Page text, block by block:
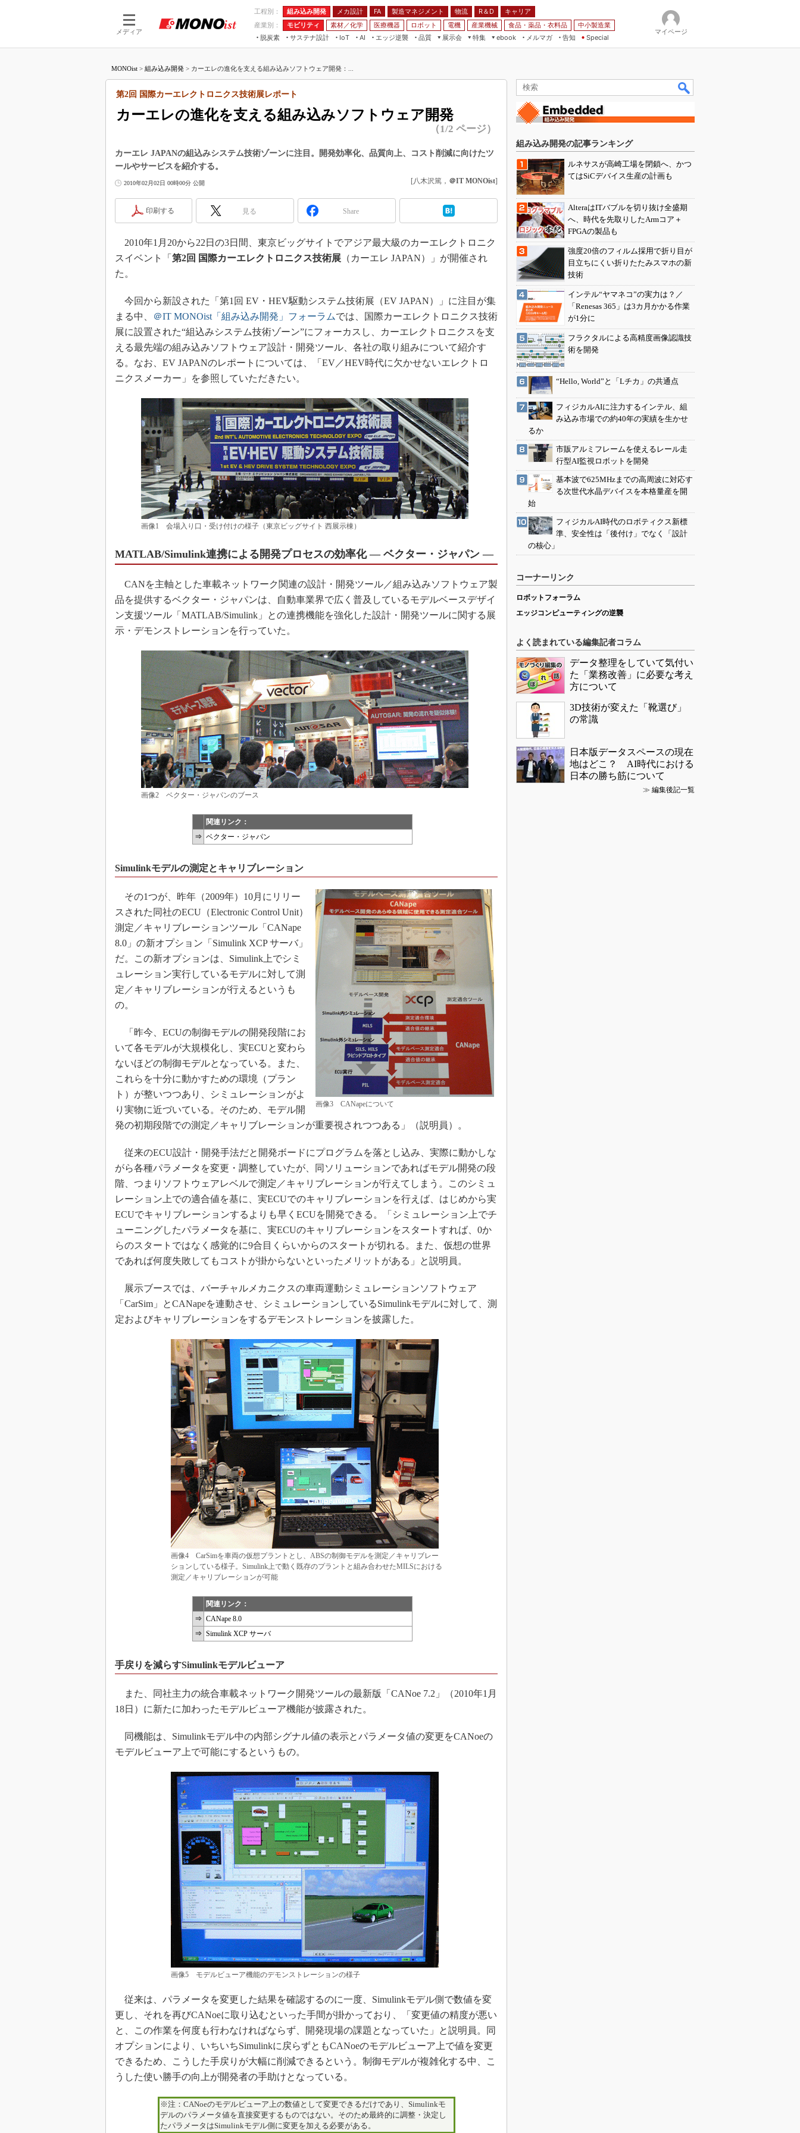
メディア
工程別： 組み込み開発 メカ設計 FA 製造マネジメント 物流 R＆D
キャリア
産業別：
モビリティ 素材／化学 医療機器 ロボット 電機 産業機械 食品・薬品・衣料品
中小製造業
脱炭素
サステナ設計
IoT
つながる工場
つながるサービス
AI
AI×設備保全
Physical AI
エッジ逆襲 品質
展示会
JIMTOF
IIFES
ジャパンモビリティショー
EdgeTech+
日本ものづくりワールド
AUTOMOTIVE WORLD
特集
つながるクルマ
Windows Embedded
車載ソフト開発
S＆OP
イノベーション
製造業ビッグデータ
植物工場
知財マネジメント
海外生産
グローバル設計・開発
制御セキュリティ
新型コロナへの対応
ebook
メルマガ
告知 Special
マイページ
MONOist > 組み込み開発 > カーエレの進化を支える組み込みソフトウェア開発：...
カーエレの進化を支える組み込みソフトウェア開発
第2回 国際カーエレクトロニクス技術展レポート
（1/2 ページ）
カーエレ JAPANの組込みシステム技術ゾーンに注目。開発効率化、品質向上、コスト削減に向けたツ
ールやサービスを紹介する。
2010年02月02日 00時00分 公開 [八木沢篤， ＠IT MONOist]
印刷する 見る Share
2010年1月20から22日の3日間、東京ビッグサイトでアジア最大級のカーエレクトロニク
スイベント「 第2回 国際カーエレクトロニクス技術展 （カーエレ JAPAN）」が開催され
た。
今回から新設された「第1回 EV・HEV駆動システム技術展（EV JAPAN）」に注目が集
まる中、
＠IT MONOist「組み込み開発」フォーラムでは、国際カーエレクトロニクス技術
展に設置された“組込みシステム技術ゾーン”にフォーカスし、カーエレクトロニクスを支
える最先端の組み込みソフトウェア設計・開発ツール、各社の取り組みについて紹介す
る。なお、EV JAPANのレポートについては、「EV／HEV時代に欠かせないエレクトロ
ニクスメーカー」を参照していただきたい。
画像1 会場入り口・受け付けの様子（東京ビッグサイト 西展示棟）
MATLAB/Simulink連携による開発プロセスの効率化 ― ベクター・ジャパン ―
CANを主軸とした車載ネットワーク関連の設計・開発ツール／組み込みソフトウェア製
品を提供するベクター・ジャパンは、自動車業界で広く普及しているモデルベースデザイ
ン支援ツール「MATLAB/Simulink」との連携機能を強化した設計・開発ツールに関する展
示・デモンストレーションを行っていた。
画像2 ベクター・ジャパンのブース
関連リンク：
⇒ ベクター・ジャパン
Simulinkモデルの測定とキャリブレーション
画像3 CANapeについて
その1つが、昨年（2009年）10月にリリー
スされた同社のECU（Electronic Control Unit）
測定／キャリブレーションツール「CANape
8.0」の新オプション「Simulink XCP サーバ」
だ。この新オプションは、Simulink上でシミ
ュレーション実行しているモデルに対して測
定／キャリブレーションが行えるというも
の。
「昨今、ECUの制御モデルの開発段階にお
いて各モデルが大規模化し、実ECUと変わら
ないほどの制御モデルとなっている。また、
これらを十分に動かすための環境（プラン
ト）が整いつつあり、シミュレーションがよ
り実物に近づいている。そのため、モデル開
発の初期段階での測定／キャリブレーションが重要視されつつある」（説明員）。
従来のECU設計・開発手法だと開発ボードにプログラムを落とし込み、実際に動かしな
がら各種パラメータを変更・調整していたが、同ソリューションであればモデル開発の段
階、つまりソフトウェアレベルで測定／キャリブレーションが行えてしまう。このシミュ
レーション上での適合値を基に、実ECUでのキャリブレーションを行えば、はじめから実
ECUでキャリブレーションするよりも早くECUを開発できる。「シミュレーション上でチ
ューニングしたパラメータを基に、実ECUのキャリブレーションをスタートすれば、0か
らのスタートではなく感覚的に9合目くらいからのスタートが切れる。また、仮想の世界
であれば何度失敗してもコストが掛からないといったメリットがある」と説明員。
展示ブースでは、バーチャルメカニクスの車両運動シミュレーションソフトウェア
「CarSim」とCANapeを連動させ、シミュレーションしているSimulinkモデルに対して、測
定およびキャリブレーションをするデモンストレーションを披露した。
画像4 CarSimを車両の仮想プラントとし、ABSの制御モデルを測定／キャリブレー
ションしている様子。Simulink上で動く既存のプラントと組み合わせたMILSにおける
測定／キャリブレーションが可能
関連リンク：
⇒ CANape 8.0
⇒ Simulink XCP サーバ
手戻りを減らすSimulinkモデルビューア
また、同社主力の統合車載ネットワーク開発ツールの最新版「CANoe 7.2」（2010年1月
18日）に新たに加わったモデルビューア機能が披露された。
同機能は、Simulinkモデル中の内部シグナル値の表示とパラメータ値の変更をCANoeの
モデルビューア上で可能にするというもの。
画像5 モデルビューア機能のデモンストレーションの様子
従来は、パラメータを変更した結果を確認するのに一度、Simulinkモデル側で数値を変
更し、それを再びCANoeに取り込むといった手間が掛かっており、「変更値の精度が悪い
と、この作業を何度も行わなければならず、開発現場の課題となっていた」と説明員。同
オプションにより、いちいちSimulinkに戻らずともCANoeのモデルビューア上で値を変更
できるため、こうした手戻りが大幅に削減できるという。制御モデルが複雑化する中、こ
うした使い勝手の向上が開発者の手助けとなっている。
※注：CANoeのモデルビューア上の数値として変更できるだけであり、Simulinkモ
デルのパラメータ値を直接変更するものではない。そのため最終的に調整・決定し
たパラメータはSimulinkモデル側に変更を加える必要がある。
組み込み開発の記事ランキング
ルネサスが高崎工場を閉鎖へ、かつ
てはSiCデバイス生産の計画も
AlteraはITバブルを切り抜け全盛期
へ、時代を先取りしたArmコア＋
FPGAの製品も
強度20倍のフィルム採用で折り目が
目立ちにくい折りたたみスマホの新
技術
インテル“ヤマネコ”の実力は？／
「Renesas 365」は3カ月かかる作業
が1分に
フラクタルによる高精度画像認識技
術を開発
“Hello, World”と「Lチカ」の共通点
フィジカルAIに注力するインテル、組
み込み市場での約40年の実績を生かせ
るか
市販アルミフレームを使えるレール走
行型AI監視ロボットを開発
基本波で625MHzまでの高周波に対応す
る次世代水晶デバイスを本格量産を開
始
フィジカルAI時代のロボティクス新標
準、安全性は「後付け」でなく「設計
の核心」
コーナーリンク
ロボットフォーラム
エッジコンピューティングの逆襲
よく読まれている編集記者コラム
データ整理をしていて気付い
た「業務改善」に必要な考え
方について
3D技術が変えた「靴選び」
の常識
日本版データスペースの現在
地はどこ？ AI時代における
日本の勝ち筋について
≫ 編集後記一覧